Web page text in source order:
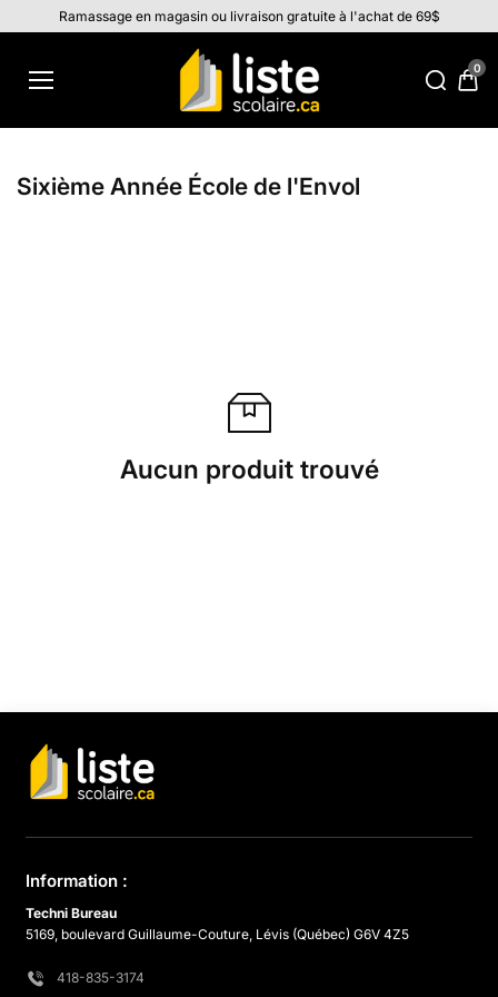
Aller au
contenu
Ramassage en magasin ou livraison gratuite à l'achat de 69$
0
Sixième Année École de l'Envol
Aucun produit trouvé
Information :
Techni Bureau
5169, boulevard Guillaume-Couture, Lévis (Québec) G6V 4Z5
418-835-3174